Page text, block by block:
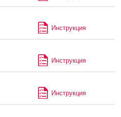
Инструкция
Инструкция
Инструкция